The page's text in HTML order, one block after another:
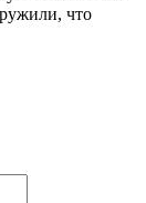
что